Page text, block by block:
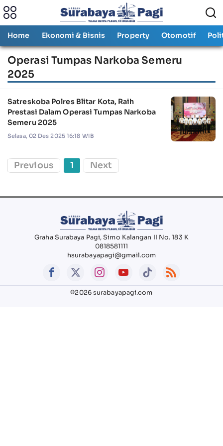
Home Ekonomi & Bisnis Property Otomotif
Operasi Tumpas Narkoba Semeru
2025
Satreskoba Polres Blitar Kota, Raih
Prestasi Dalam Operasi Tumpas Narkoba
Semeru 2025
Selasa, 02 Des 2025 16:18 WIB
Previous 1 Next
Graha Surabaya Pagi, Simo Kalangan II No. 183 K
0818581111
hsurabayapagi@gmail.com
©2026 surabayapagi.com